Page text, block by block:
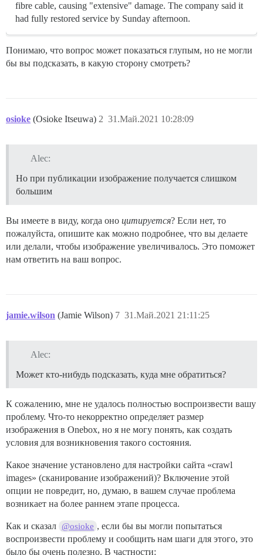
fibre cable, causing "extensive" damage. The company said it
had fully restored service by Sunday afternoon.
Понимаю, что вопрос может показаться глупым, но не могли
бы вы подсказать, в какую сторону смотреть?
osioke (Osioke Itseuwa) 31.Май.2021 10:28:09
2
Alec:
Но при публикации изображение получается слишком
большим
Вы имеете в виду, когда оно цитируется? Если нет, то
пожалуйста, опишите как можно подробнее, что вы делаете
или делали, чтобы изображение увеличивалось. Это поможет
нам ответить на ваш вопрос.
jamie.wilson (Jamie Wilson) 31.Май.2021 21:11:25
7
Alec:
Может кто-нибудь подсказать, куда мне обратиться?
К сожалению, мне не удалось полностью воспроизвести вашу
проблему. Что-то некорректно определяет размер
изображения в Onebox, но я не могу понять, как создать
условия для возникновения такого состояния.
Какое значение установлено для настройки сайта «crawl
images» (сканирование изображений)? Включение этой
опции не повредит, но, думаю, в вашем случае проблема
возникает на более раннем этапе процесса.
Как и сказал @osioke , если бы вы могли попытаться
воспроизвести проблему и сообщить нам шаги для этого, это
было бы очень полезно. В частности: